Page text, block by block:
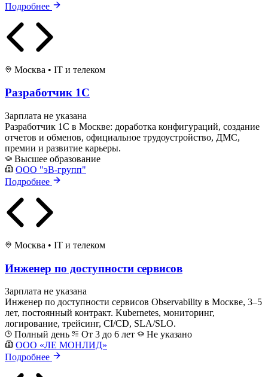
Подробнее
Москва • IT и телеком
Разработчик 1С
Зарплата не указана
Разработчик 1С в Москве: доработка конфигураций, создание
отчетов и обменов, официальное трудоустройство, ДМС,
премии и развитие карьеры.
Высшее образование
ООО "эВ-групп"
Подробнее
Москва • IT и телеком
Инженер по доступности сервисов
Зарплата не указана
Инженер по доступности сервисов Observability в Москве, 3–5
лет, постоянный контракт. Kubernetes, мониторинг,
логирование, трейсинг, CI/CD, SLA/SLO.
Полный день
От 3 до 6 лет
Не указано
ООО «ЛЕ МОНЛИД»
Подробнее